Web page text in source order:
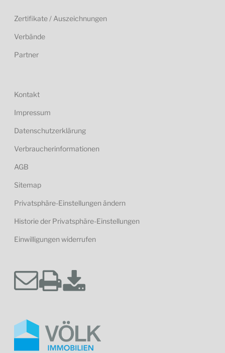
Zertifikate / Auszeichnungen
Verbände
Partner
Kontakt
Impressum
Datenschutzerklärung
Verbraucherinformationen
AGB
Sitemap
Privatsphäre-Einstellungen ändern
Historie der Privatsphäre-Einstellungen
Einwilligungen widerrufen